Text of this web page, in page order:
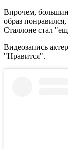
Впрочем,
образ
Сталлоне стал
Видеозапись
"Нравится".